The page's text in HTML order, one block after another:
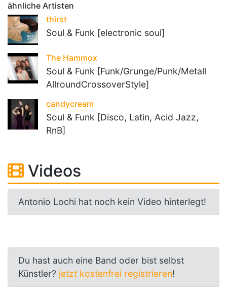
ähnliche Artisten
thirst
Soul & Funk [electronic soul]
The Hammox
Soul & Funk [Funk/Grunge/Punk/Metall
AllroundCrossoverStyle]
candycream
Soul & Funk [Disco, Latin, Acid Jazz,
RnB]
Videos
Antonio Lochi hat noch kein Video hinterlegt!
Du hast auch eine Band oder bist selbst
Künstler? jetzt kostenfrei registrieren!